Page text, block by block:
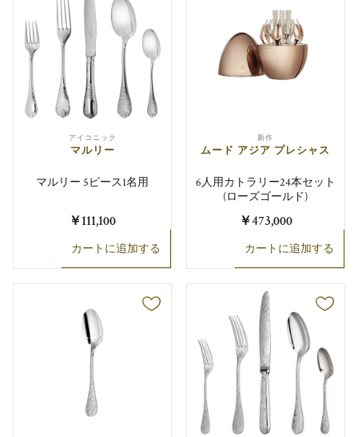
アイコニック
マルリー
マルリー 5ピース1名用
￥111,100
カートに追加する
新作
ムード アジア プレシャス
6人用カトラリー24本セット
(ローズゴールド)
￥473,000
カートに追加する